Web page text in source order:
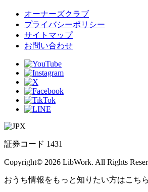
オーナーズクラブ
プライバシーポリシー
サイトマップ
お問い合わせ
証券コード 1431
Copyright© 2026 LibWork. All Rights
おうち情報をもっと知りたい方はこちら